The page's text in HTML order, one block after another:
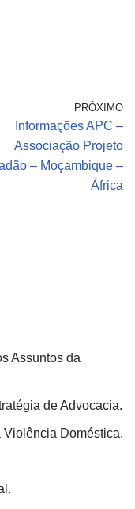
PRÓXIMO
Informações APC –
Associação Projeto
– Moçambique –
África
Assuntos da
de Advocacia.
Violência Doméstica.